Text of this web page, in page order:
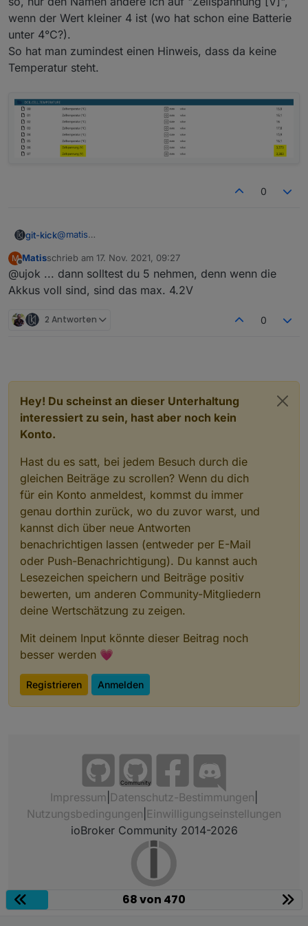
wenn der Wert kleiner 4 ist (wo hat schon eine Batterie
unter 4°C?).
So hat man zumindest einen Hinweis, dass da keine
Temperatur steht.
0
git-kick@matis
bleibt so, nur den Namen ändere ich auf
"Zellspannung [V]", wenn der Wert kleiner 4 ist (wo
hat schon eine Batterie unter 4°C?).
So hat man zumindest einen Hinweis, dass da keine
M
Offline
Matisschrieb am 17. Nov. 2021, 09:27
zuletzt editiert von
@ujok ... dann solltest du 5 nehmen, denn wenn die
Akkus voll sind, sind das max. 4.2V
2 Antworten 0
Hey! Du scheinst an dieser Unterhaltung
interessiert zu sein, hast aber noch kein
Konto.
Hast du es satt, bei jedem Besuch durch die
gleichen Beiträge zu scrollen? Wenn du dich
für ein Konto anmeldest, kommst du immer
genau dorthin zurück, wo du zuvor warst, und
kannst dich über neue Antworten
benachrichtigen lassen (entweder per E-Mail
oder Push-Benachrichtigung). Du kannst auch
Lesezeichen speichern und Beiträge positiv
bewerten, um anderen Community-Mitgliedern
deine Wertschätzung zu zeigen.
Mit deinem Input könnte dieser Beitrag noch
besser werden 💗
Registrieren Anmelden
Community
Impressum Datenschutz-Bestimmungen
Nutzungsbedingungen Einwilligungseinstellungen
ioBroker Community 2014-2026
68 von 470